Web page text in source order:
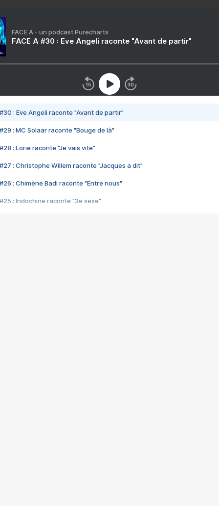
FACE A - un podcast Purecharts
FACE A #30 : Eve Angeli raconte "Avant de partir"
#30 : Eve Angeli raconte "Avant de partir"
#29 : MC Solaar raconte "Bouge de là"
#28 : Lorie raconte "Je vais vite"
#27 : Christophe Willem raconte "Jacques a dit"
#26 : Chimène Badi raconte "Entre nous"
#25 : Indochine raconte "3e sexe"